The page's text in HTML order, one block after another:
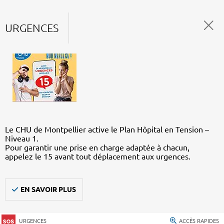
URGENCES
Le CHU de Montpellier active le Plan Hôpital en Tension –
Niveau 1.
Pour garantir une prise en charge adaptée à chacun,
appelez le 15 avant tout déplacement aux urgences.
EN SAVOIR PLUS
URGENCES ACCÈS RAPIDES